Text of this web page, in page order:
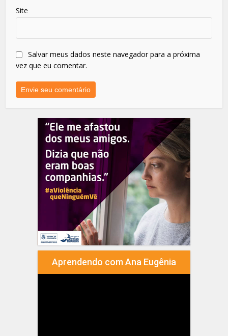
Site
Salvar meus dados neste navegador para a próxima
vez que eu comentar.
Aprendendo com Ana Eugênia